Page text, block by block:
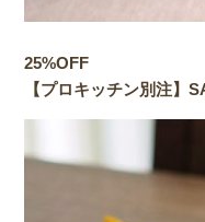
25%OFF
【プロキッチン別注